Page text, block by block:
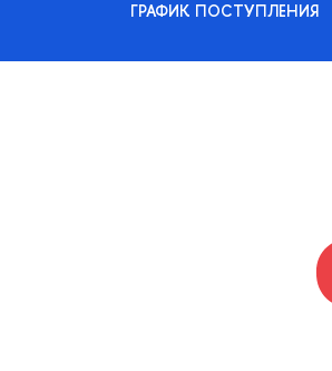
ГРАФИК ПОСТУПЛЕНИЯ